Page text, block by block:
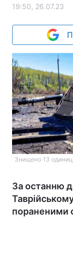
19:50, 26.07.23
Знищено 13
За останню
пораненими